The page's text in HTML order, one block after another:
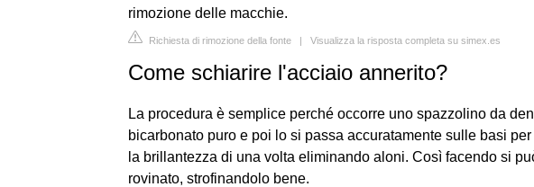
rimozione delle macchie.
Richiesta di rimozione della fonte | Visualizza la risposta completa su simex.es
Come schiarire l'acciaio annerito?
La procedura è semplice perché occorre uno spazzolino da
bicarbonato puro e poi lo si passa accuratamente sulle basi
la brillantezza di una volta eliminando aloni. Così facendo si
rovinato, strofinandolo bene.